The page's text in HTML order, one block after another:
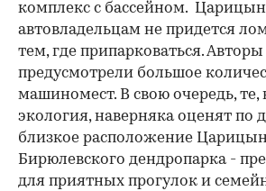
комплекс с бассейном.
автовладельцам не придется
тем, где припарковаться.
предусмотрели большое
машиномест. В свою очередь,
экология, наверняка оценят по
близкое расположение
Бирюлевского дендропарка -
для приятных прогулок и